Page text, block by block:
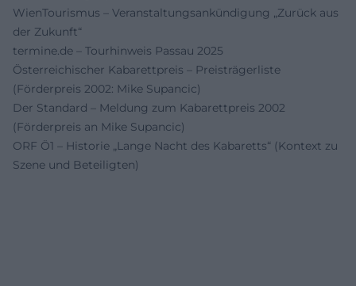
WienTourismus – Veranstaltungsankündigung „Zurück aus
der Zukunft“
termine.de – Tourhinweis Passau 2025
Österreichischer Kabarettpreis – Preisträgerliste
(Förderpreis 2002: Mike Supancic)
Der Standard – Meldung zum Kabarettpreis 2002
(Förderpreis an Mike Supancic)
ORF Ö1 – Historie „Lange Nacht des Kabaretts“ (Kontext zu
Szene und Beteiligten)